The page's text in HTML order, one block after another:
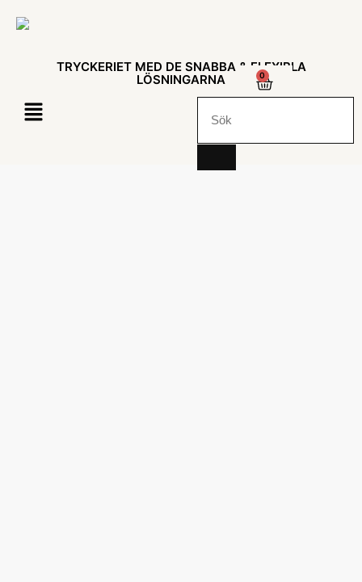
TRYCKERIET MED DE SNABBA & FLEXIBLA
LÖSNINGARNA
0